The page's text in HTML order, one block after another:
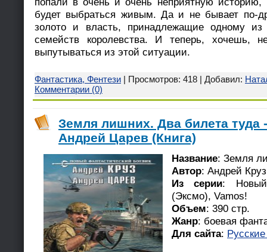
будет выбраться живым. Да и не бывает по-
золото и власть, принадлежащие одному
семейств королевства. И теперь, хочешь,
выпутываться из этой ситуации.
Фантастика, Фентези | Просмотров: 418 | Добавил:
Комментарии (0)
Земля лишних. Два билета туда
Андрей Царев (Книга)
Название: Земля
Автор: Андрей
Из серии: Новый
(Эксмо), Vamos!
Объем: 390 стр.
Жанр: боевая
Для сайта: Русские